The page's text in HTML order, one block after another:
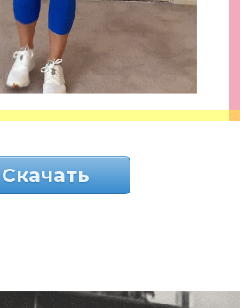
Скачать